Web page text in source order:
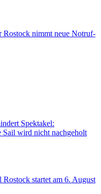
Rostock nimmt neue Notruf-
Spektakel:
Sail wird nicht nachgeholt
Rostock startet am 6. August